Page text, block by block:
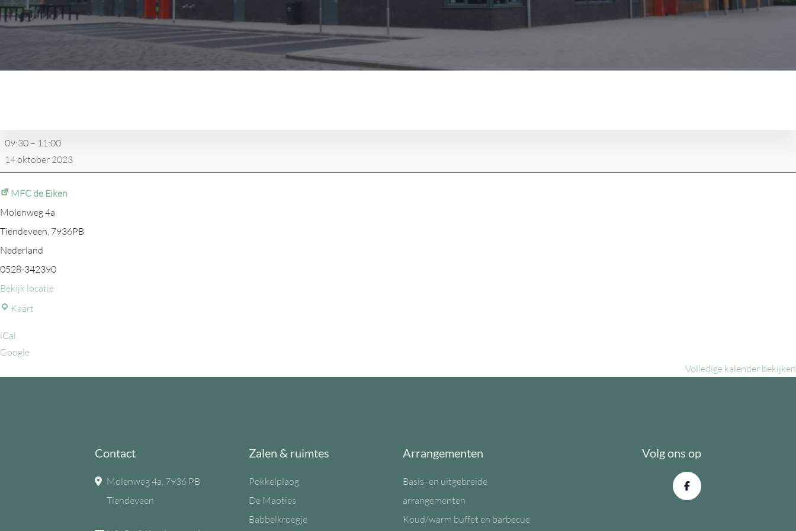
HZVV
JO11-
3
09:30 – 11:00
14 oktober 2023
MFC de Eiken
Molenweg 4a
Tiendeveen, 7936PB
Nederland
0528-342390
Bekijk locatie
Kaart
iCal
Google
Volledige kalender bekijken
Contact
Molenweg 4a, 7936 PB
Tiendeveen
Zalen & ruimtes
Pokkelplaog
De Maoties
Babbelkroegje
Arrangementen
Basis- en uitgebreide
arrangementen
Koud/warm buffet en barbecue
Volg ons op